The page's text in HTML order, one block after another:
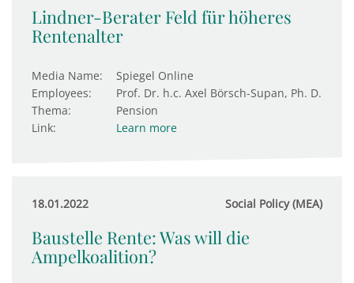
Lindner-Berater Feld für höheres
Rentenalter
Media Name:
Spiegel Online
Employees:
Prof. Dr. h.c. Axel Börsch-Supan, Ph. D.
Thema:
Pension
Link:
Learn more
18.01.2022 Social Policy (MEA)
Baustelle Rente: Was will die
Ampelkoalition?